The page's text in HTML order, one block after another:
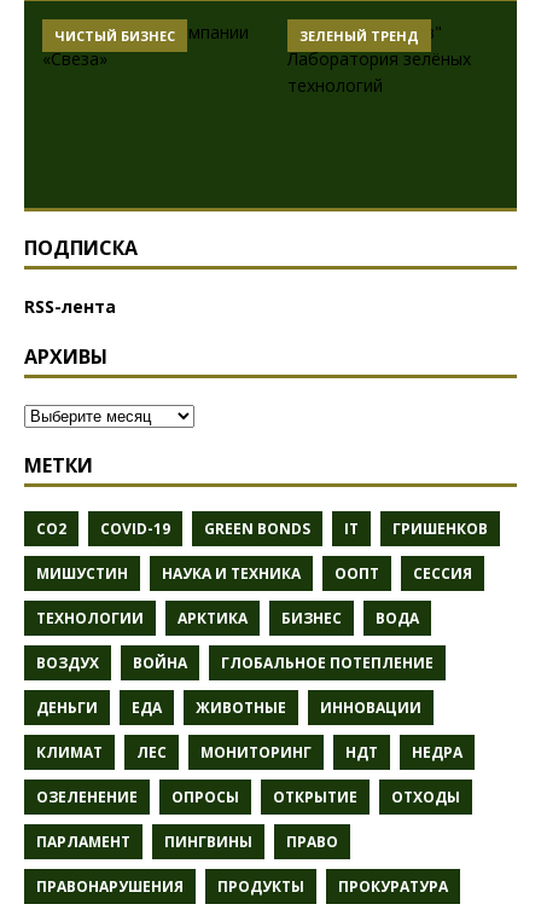
ЧИСТЫЙ БИЗНЕС ЗЕЛЕНЫЙ ТРЕНД
ПОДПИСКА
RSS-лента
АРХИВЫ
МЕТКИ
CO2 COVID-19 GREEN BONDS IT ГРИШЕНКОВ
МИШУСТИН НАУКА И ТЕХНИКА ООПТ СЕССИЯ
ТЕХНОЛОГИИ АРКТИКА БИЗНЕС ВОДА
ВОЗДУХ ВОЙНА ГЛОБАЛЬНОЕ ПОТЕПЛЕНИЕ
ДЕНЬГИ ЕДА ЖИВОТНЫЕ ИННОВАЦИИ
КЛИМАТ ЛЕС МОНИТОРИНГ НДТ НЕДРА
ОЗЕЛЕНЕНИЕ ОПРОСЫ ОТКРЫТИЕ ОТХОДЫ
ПАРЛАМЕНТ ПИНГВИНЫ ПРАВО
ПРАВОНАРУШЕНИЯ ПРОДУКТЫ ПРОКУРАТУРА